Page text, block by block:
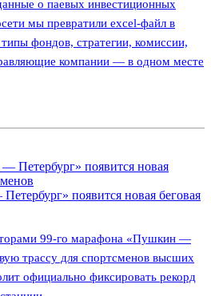
о паевых инвестиционных
мы превратили excel-файл в
фондов, стратегии, комиссии,
компании — в одном месте
появится новая беговая
99-го марафона «Пушкин —
трассу для спортсменов высших
официально фиксировать рекорд